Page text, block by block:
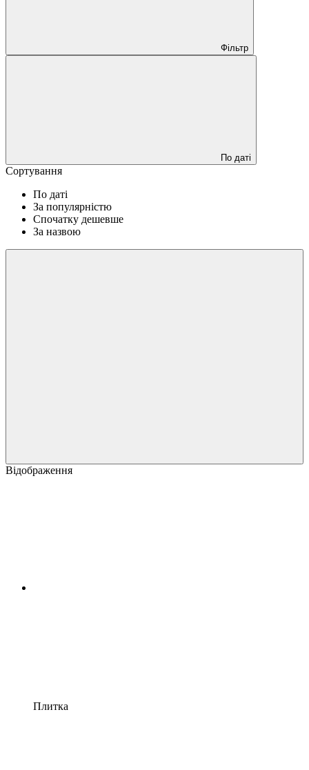
Фільтр
По даті
Сортування
По даті
За популярністю
Спочатку дешевше
За назвою
Відображення
Плитка